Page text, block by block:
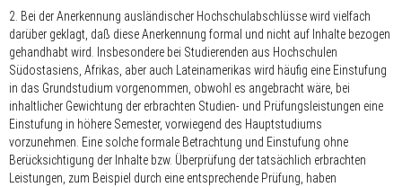
2. Bei der Anerkennung ausländischer Hochschulabschlüsse wird vielfach
darüber geklagt, daß diese Anerkennung formal und nicht auf Inhalte bezogen
gehandhabt wird. Insbesondere bei Studierenden aus Hochschulen
Südostasiens, Afrikas, aber auch Lateinamerikas wird häufig eine Einstufung
in das Grundstudium vorgenommen, obwohl es angebracht wäre, bei
inhaltlicher Gewichtung der erbrachten Studien- und Prüfungsleistungen eine
Einstufung in höhere Semester, vorwiegend des Hauptstudiums
vorzunehmen. Eine solche formale Betrachtung und Einstufung ohne
Berücksichtigung der Inhalte bzw. Überprüfung der tatsächlich erbrachten
Leistungen, zum Beispiel durch eine entsprechende Prüfung, haben